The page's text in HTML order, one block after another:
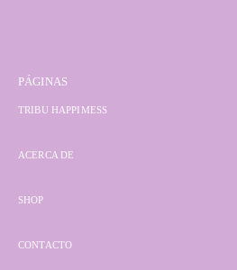
PÁGINAS
TRIBU HAPPIMESS
ACERCA DE
SHOP
CONTACTO